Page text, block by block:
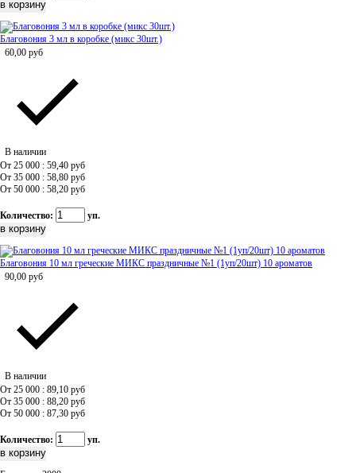
Благовония 3 мл в коробке (микс 30шт.)
60,00 руб
В наличии
От 25 000 : 59,40 руб
От 35 000 : 58,80 руб
От 50 000 : 58,20 руб
Количество: уп.
Благовония 10 мл греческие МИКС праздничные №1 (1уп/20шт) 10 ароматов
90,00 руб
В наличии
От 25 000 : 89,10 руб
От 35 000 : 88,20 руб
От 50 000 : 87,30 руб
Количество: уп.